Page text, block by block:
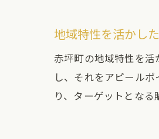
地域特性を活かし
赤坪町の地域特性を
し、それをアピール
り、ターゲットとなる